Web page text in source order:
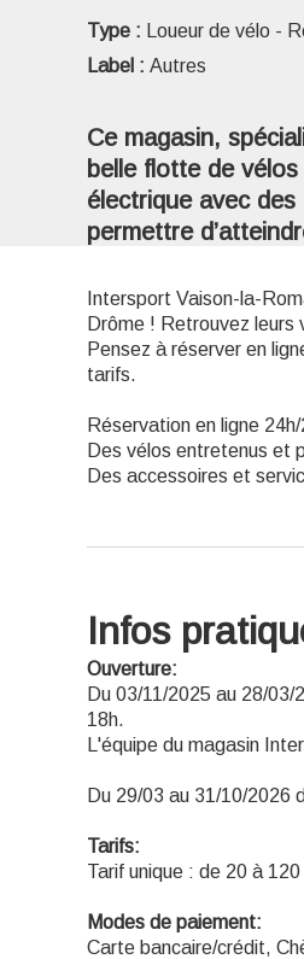
Type :
Loueur de vélo -
Label : Autres
Ce magasin,
belle flotte de
électrique avec
permettre
Intersport Vaison-la-
Drôme ! Retrouvez leurs
Pensez à réserver en
tarifs.
Réservation en ligne
Des vélos entretenus et
Des accessoires et
Infos
Ouverture:
Du 03/11/2025 au 28/
18h.
L'équipe du magasin
Du 29/03 au 31/10/2026
Tarifs:
Tarif unique : de 20 à 120
Modes de paiement:
Carte bancaire/crédit,